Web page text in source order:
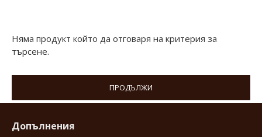
Няма продукт който да отговаря на критерия за
търсене.
ПРОДЪЛЖИ
Допълнения